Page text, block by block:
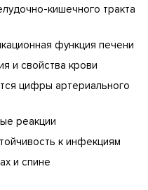
кишечного тракта
функция печени
и свойства крови
цифры артериального
реакции
к инфекциям
и спине